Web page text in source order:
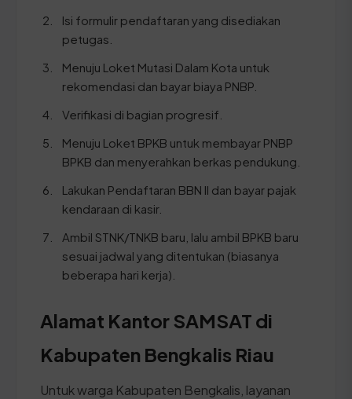
Isi formulir pendaftaran yang disediakan
petugas.
Menuju Loket Mutasi Dalam Kota untuk
rekomendasi dan bayar biaya PNBP.
Verifikasi di bagian progresif.
Menuju Loket BPKB untuk membayar PNBP
BPKB dan menyerahkan berkas pendukung.
Lakukan Pendaftaran BBN II dan bayar pajak
kendaraan di kasir.
Ambil STNK/TNKB baru, lalu ambil BPKB baru
sesuai jadwal yang ditentukan (biasanya
beberapa hari kerja).
Alamat Kantor SAMSAT di
Kabupaten Bengkalis Riau
Untuk warga Kabupaten Bengkalis, layanan